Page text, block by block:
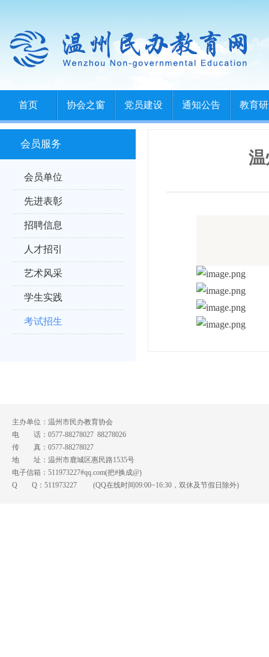
首页 协会之窗 党员建设 通知公告 教育
会员服务
会员单位
先进表彰
招聘信息
人才招引
艺术风采
学生实践
考试招生
温
主办单位：温州市民办教育协会
电 话：0577-88278027 88278026
传 真：0577-88278027
地 址：温州市鹿城区惠民路1535号
电子信箱：511973227#qq.com(把#换成@)
Q Q： 511973227 (QQ在线时间09:00~16:30，双休及节假日除外)